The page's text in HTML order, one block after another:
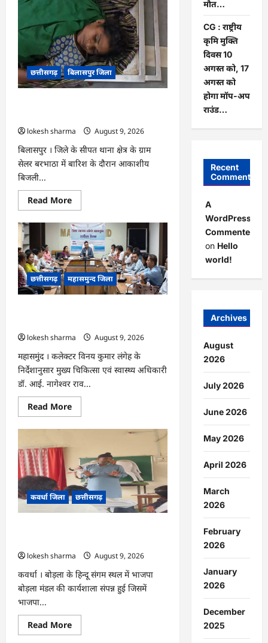
मुढ़ीपार
अंतर्गत
विशेष
ग्राम
सभा
में
योजनाओं
का
सामाजिक
अंकेक्षण…
छत्तीसगढ़ बिलासपुर जिला
lokesh sharma
August 9, 2026
बिलासपुर । जिले के सीपत थाना क्षेत्र के ग्राम
सेलर बरभाठा में बारिश के दौरान आकाशीय
बिजली...
Read MoreRead
more
CG
:
आकाशीय
बिजली
का
कहर,
खेत
से
लौट
छत्तीसगढ़ महासमुन्द जिला
lokesh sharma
August 9, 2026
महासमुंद । कलेक्टर विनय कुमार लंगेह के
निर्देशानुसार मुख्य चिकित्सा एवं स्वास्थ्य अधिकारी
डॉ. आई. नागेश्वर राव...
Read MoreRead
more
CG
कृमि
मुक्ति
दिवस
10
अगस्त
को,
17
अगस्त
राउंड…
कवर्धा जिला छत्तीसगढ़
lokesh sharma
August 9, 2026
कवर्धा । बोड़ला के हिन्दू संगम स्थल में भाजपा
बोड़ला मंडल की कार्यशाला संपन्न हुई जिसमें
भाजपा...
Read MoreRead
more
मौत…
CG : राष्ट्रीय
कृमि मुक्ति
दिवस 10
अगस्त को, 17
अगस्त को
होगा मॉप-अप
राउंड…
Recent
Comments
A
WordPress
Commenter
on Hello
world!
Archives
August
2026
July 2026
June 2026
May 2026
April 2026
March
2026
February
2026
January
2026
December
2025